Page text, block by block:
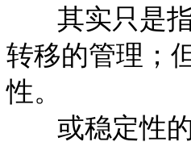
其实只是指
转移的管理；
性。
或稳定性的